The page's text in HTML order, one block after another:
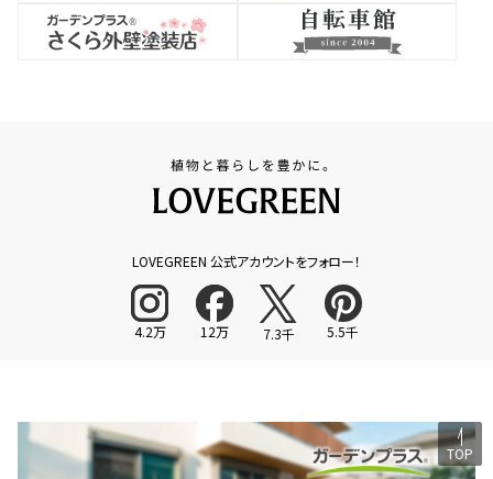
LOVEGREEN 公式アカウントをフォロー！
4.2万 12万 7.3千 5.5千
TOP